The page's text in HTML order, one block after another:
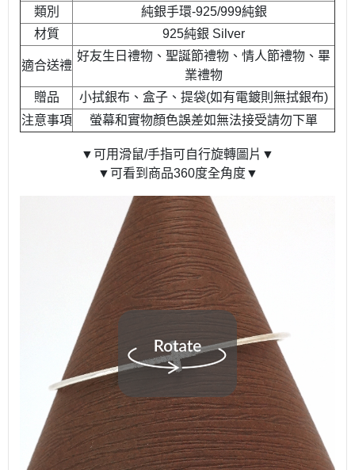
類別
純銀手環-925/999純銀
材質
925純銀 Silver
適合送禮
好友生日禮物、聖誕節禮物、情人節禮物、畢
業禮物
贈品
小拭銀布、盒子、提袋(如有電鍍則無拭銀布)
注意事項
螢幕和實物顏色誤差如無法接受請勿下單
▼可用滑鼠/手指可自行旋轉圖片▼
▼可看到商品360度全角度▼